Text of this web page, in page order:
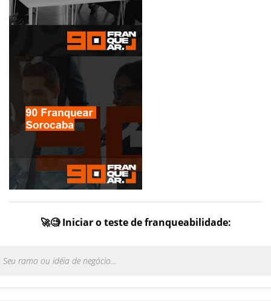
🚀🧐 Iniciar o teste de franqueabilidade: